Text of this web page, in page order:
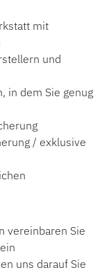
mit
und
in dem Sie genug
/ exklusive
vereinbaren Sie
uns darauf Sie